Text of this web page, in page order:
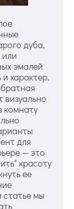
дуба,
эмалей
характер.
комнату
для
— это
красоту
ее
мы